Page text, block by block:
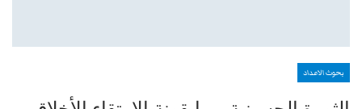
بحوث الاعداد